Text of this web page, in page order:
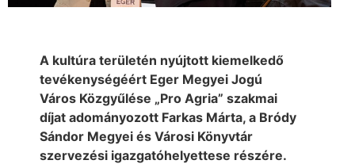
A kultúra területén nyújtott kiemelkedő
tevékenységéért Eger Megyei Jogú
Város Közgyűlése „Pro Agria” szakmai
díjat adományozott Farkas Márta, a Bródy
Sándor Megyei és Városi Könyvtár
szervezési igazgatóhelyettese részére.